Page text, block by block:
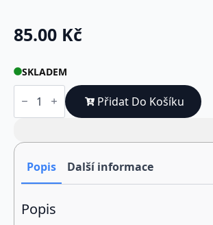
85.00 Kč
SKLADEM
Pistole
vytlačovací
kartuše
ml
množství
Přidat Do Košíku
Popis Další informace
Popis